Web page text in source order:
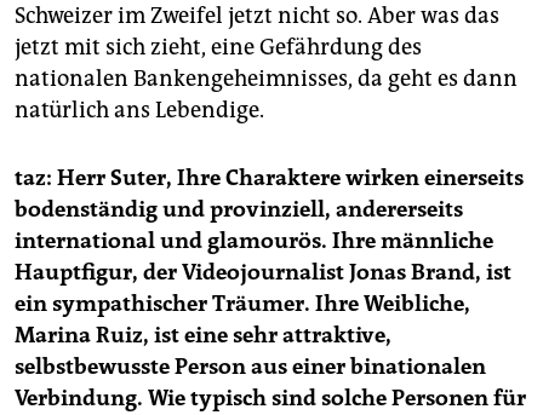
Schweizer im Zweifel jetzt nicht so. Aber was das
jetzt mit sich zieht, eine Gefährdung des
nationalen Bankengeheimnisses, da geht es dann
natürlich ans Lebendige.
taz: Herr Suter, Ihre Charaktere wirken einerseits
bodenständig und provinziell, andererseits
international und glamourös. Ihre männliche
Hauptfigur, der Videojournalist Jonas Brand, ist
ein sympathischer Träumer. Ihre Weibliche,
Marina Ruiz, ist eine sehr attraktive,
selbstbewusste Person aus einer binationalen
Verbindung. Wie typisch sind solche Personen für